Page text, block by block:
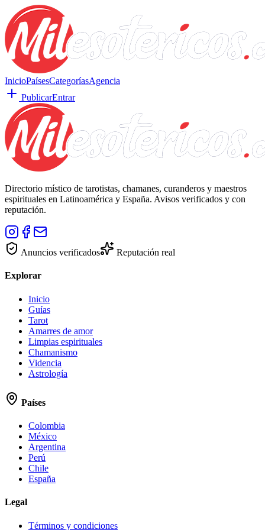
InicioPaísesCategoríasAgencia
PublicarEntrar
Directorio místico de tarotistas, chamanes, curanderos y maestros
espirituales en Latinoamérica y España. Avisos verificados y con
reputación.
Anuncios verificados Reputación real
Explorar
Inicio
Guías
Tarot
Amarres de amor
Limpias espirituales
Chamanismo
Videncia
Astrología
Países
Colombia
México
Argentina
Perú
Chile
España
Legal
Términos y condiciones